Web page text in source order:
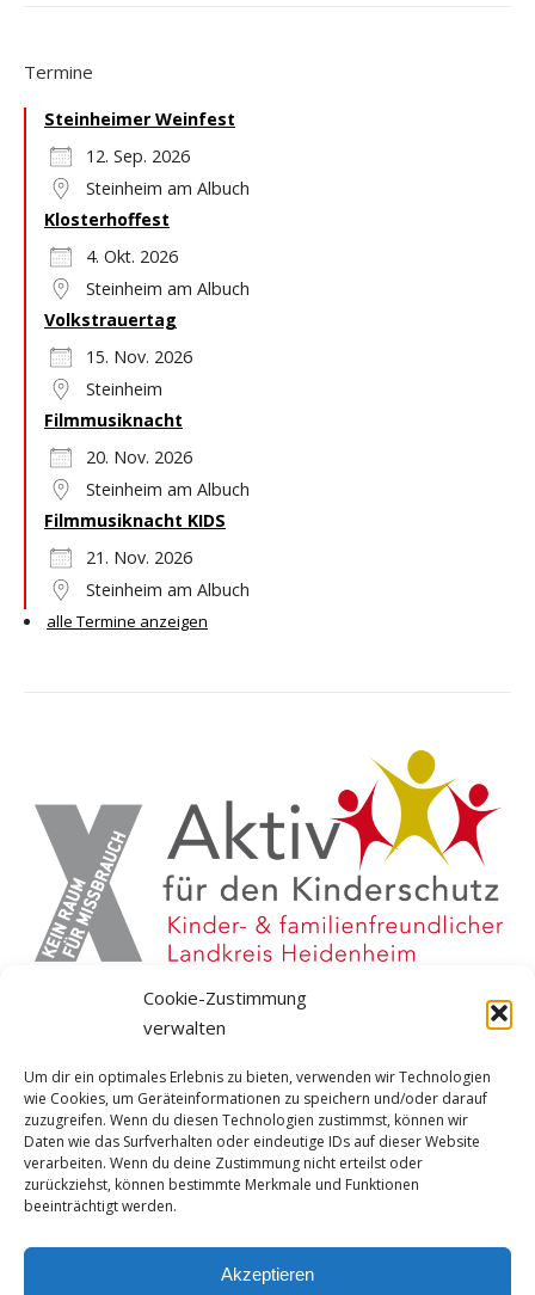
Cookie-Zustimmung
verwalten
Um dir ein optimales Erlebnis zu bieten, verwenden wir Technologien
wie Cookies, um Geräteinformationen zu speichern und/oder darauf
zuzugreifen. Wenn du diesen Technologien zustimmst, können wir
Daten wie das Surfverhalten oder eindeutige IDs auf dieser Website
verarbeiten. Wenn du deine Zustimmung nicht erteilst oder
zurückziehst, können bestimmte Merkmale und Funktionen
beeinträchtigt werden.
Akzeptieren
Termine
Steinheimer Weinfest
12. Sep. 2026
Steinheim am Albuch
Klosterhoffest
4. Okt. 2026
Steinheim am Albuch
Volkstrauertag
15. Nov. 2026
Steinheim
Filmmusiknacht
20. Nov. 2026
Steinheim am Albuch
Filmmusiknacht KIDS
21. Nov. 2026
Steinheim am Albuch
alle Termine anzeigen
Instagram